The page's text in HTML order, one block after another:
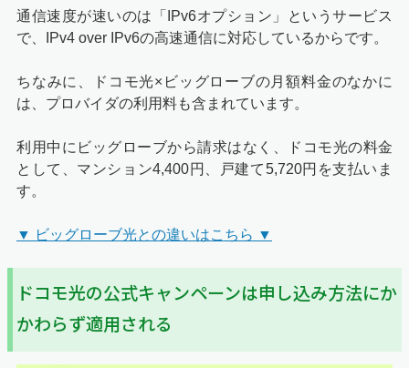
通信速度が速いのは「IPv6オプション」というサービス
で、IPv4 over IPv6の高速通信に対応しているからです。
ちなみに、ドコモ光×ビッグローブの月額料金のなかに
は、プロバイダの利用料も含まれています。
利用中にビッグローブから請求はなく、ドコモ光の料金
として、マンション4,400円、戸建て5,720円を支払いま
す。
▼ ビッグローブ光との違いはこちら ▼
ドコモ光の公式キャンペーンは申し込み方法にか
かわらず適用される